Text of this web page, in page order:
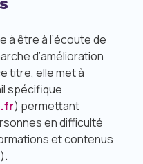
à être à l’écoute de
d’amélioration
titre, elle met à
spécifique
) permettant
en difficulté
et contenus